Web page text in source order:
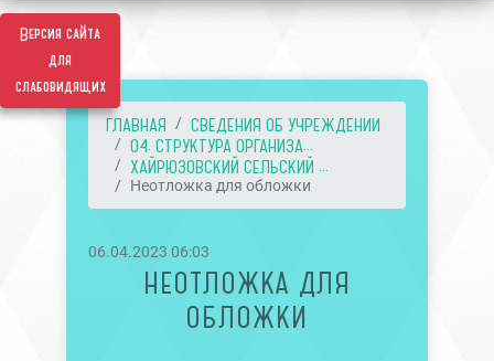
Версия сайта
для
слабовидящих
ГЛАВНАЯ
СВЕДЕНИЯ ОБ УЧРЕЖДЕНИИ
04. СТРУКТУРА ОРГАНИЗА...
ХАЙРЮЗОВСКИЙ СЕЛЬСКИЙ ...
Неотложка для обложки
06.04.2023 06:03
НЕОТЛОЖКА ДЛЯ
ОБЛОЖКИ